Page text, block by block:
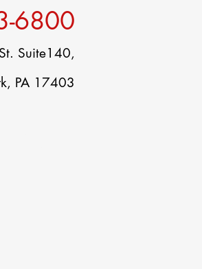
6800
Suite140,
PA 17403